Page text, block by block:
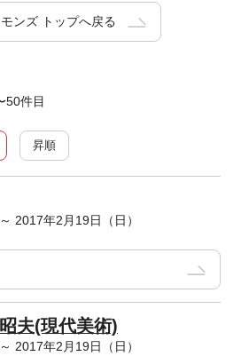
ンズ トップへ戻る
50件目
昇順
2017年2月19日（日）
夫(現代美術)
2017年2月19日（日）